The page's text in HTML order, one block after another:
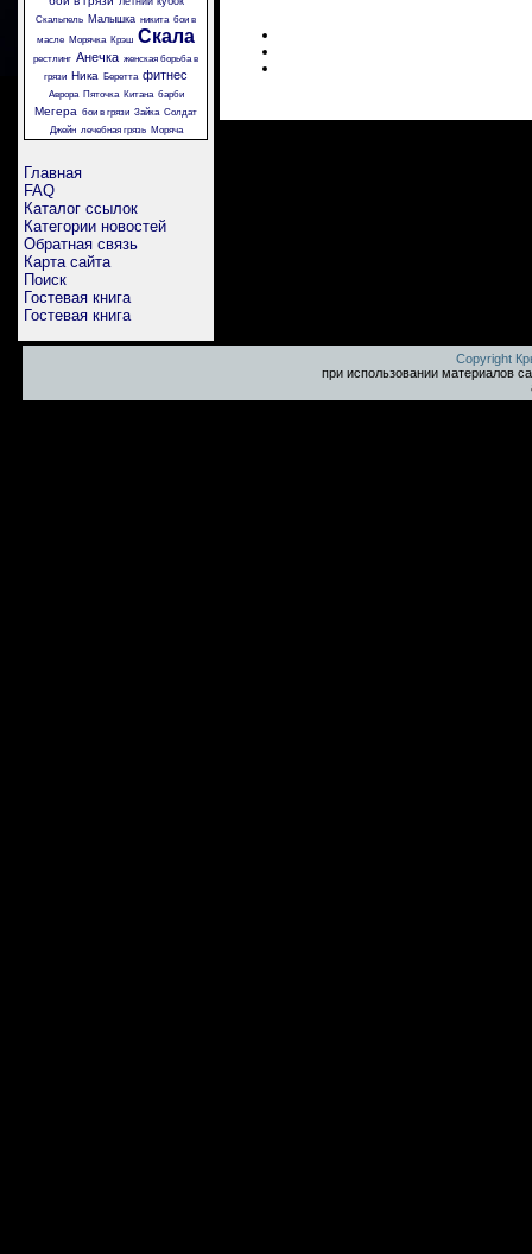
Скальпель Малышка никита бои в
масле Морячка Крэш Скала
рестлинг Анечка женская борьба в
грязи Ника Беретта фитнес
Аврора Пяточка Китана барби
Мегера бои в грязи Зайка Солдат
Джейн лечебная грязь Моряча
Главная
FAQ
Каталог ссылок
Категории новостей
Обратная связь
Карта сайта
Поиск
Гостевая книга
Гостевая книга
Copyright
при использовании материалов